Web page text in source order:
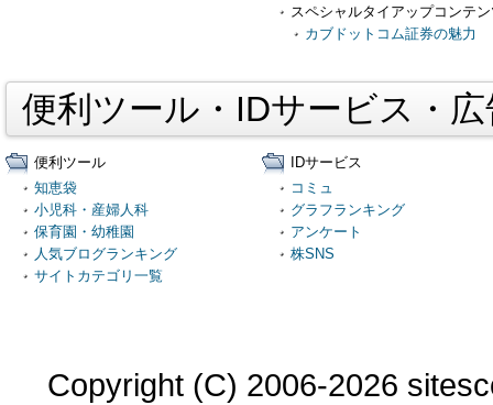
スペシャルタイアップコンテ
カブドットコム証券の魅力
便利ツール・IDサービス・
便利ツール
知恵袋
小児科・産婦人科
保育園・幼稚園
人気ブログランキング
サイトカテゴリ一覧
IDサービス
コミュ
グラフランキング
アンケート
株SNS
Copyright (C) 2006-2026